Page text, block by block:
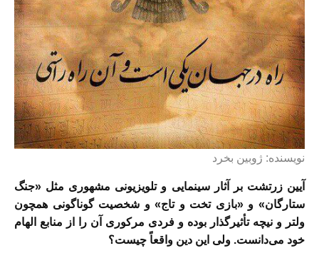
نویسنده: ژوبین بخرد
آیین زرتشت بر آثار سینمایی و تلویزیونی مشهوری مثل «جنگ
ستارگان» و «بازی تخت و تاج» و شخصیت گوناگونی همچون
ولتر و نیچه تأثیرگذار بوده و فردی مرکوری آن را از منابع الهام
خود می‌دانست. ولی این دین واقعاً چیست؟